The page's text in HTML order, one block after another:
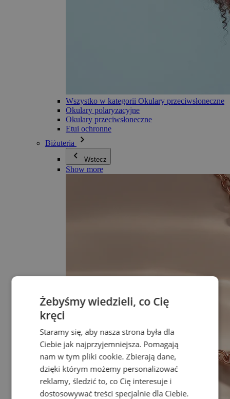
Wszystko w kategorii Okulary przeciwsłoneczne
Okulary polaryzacyjne
Okulary przeciwsłoneczne
Etui ochronne
Biżuteria
Wstecz
Show more
Żebyśmy wiedzieli, co Cię
kręci
Staramy się, aby nasza strona była dla
Ciebie jak najprzyjemniejsza. Pomagają
nam w tym pliki cookie. Zbierają dane,
dzięki którym możemy personalizować
reklamy, śledzić to, co Cię interesuje i
dostosowywać treści specjalnie dla Ciebie.